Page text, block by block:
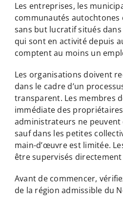
Les entreprises, les
communautés autochtones
sans but lucratif situés dans
qui sont en activité depuis
comptent au moins un
Les organisations doivent
dans le cadre d’un
transparent. Les membres
immédiate des
administrateurs ne peuvent
sauf dans les petites
main-d’œuvre est limitée.
être supervisés
Avant de commencer,
de la région admissible du